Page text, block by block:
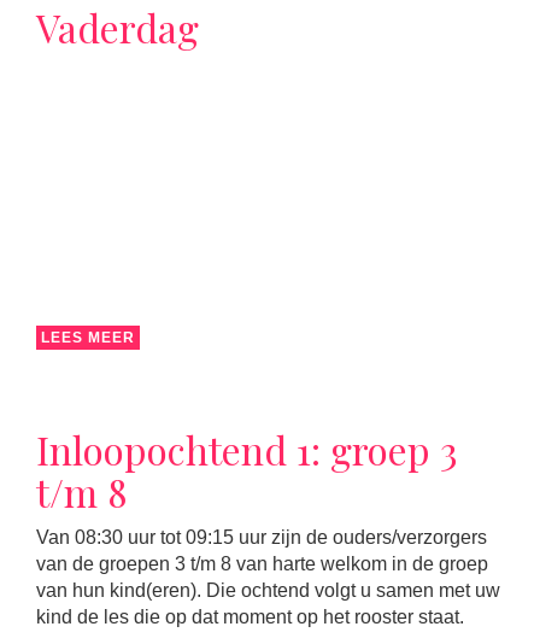
Vaderdag
LEES MEER
Inloopochtend 1: groep 3
t/m 8
Van 08:30 uur tot 09:15 uur zijn de ouders/verzorgers
van de groepen 3 t/m 8 van harte welkom in de groep
van hun kind(eren). Die ochtend volgt u samen met uw
kind de les die op dat moment op het rooster staat.